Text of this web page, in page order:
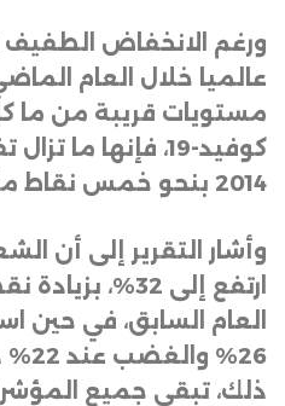
ورغم الانخفاض
عالميا خلال العام
مستويات قريبة من ما
كوفيد-19، فإنها
2014 بنحو خمس نقاط مئوية
وأشار التقرير إلى أن
ارتفع إلى 32%،
العام السابق، في حين
26%
ذلك، تبقى جميع